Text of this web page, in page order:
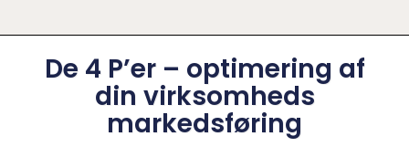
De 4 P’er – optimering af
din virksomheds
markedsføring